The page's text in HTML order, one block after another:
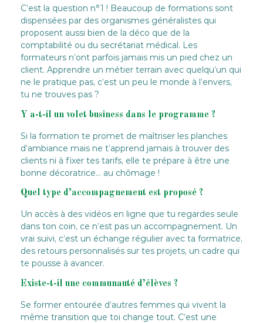
C’est la question n°1 ! Beaucoup de formations sont
dispensées par des organismes généralistes qui
proposent aussi bien de la déco que de la
comptabilité ou du secrétariat médical. Les
formateurs n’ont parfois jamais mis un pied chez un
client. Apprendre un métier terrain avec quelqu’un qui
ne le pratique pas, c’est un peu le monde à l’envers,
tu ne trouves pas ?
Y a-t-il un volet business dans le programme ?
Si la formation te promet de maîtriser les planches
d’ambiance mais ne t’apprend jamais à trouver des
clients ni à fixer tes tarifs, elle te prépare à être une
bonne décoratrice… au chômage !
Quel type d’accompagnement est proposé ?
Un accès à des vidéos en ligne que tu regardes seule
dans ton coin, ce n’est pas un accompagnement. Un
vrai suivi, c’est un échange régulier avec ta formatrice,
des retours personnalisés sur tes projets, un cadre qui
te pousse à avancer.
Existe-t-il une communauté d’élèves ?
Se former entourée d’autres femmes qui vivent la
même transition que toi change tout. C’est une